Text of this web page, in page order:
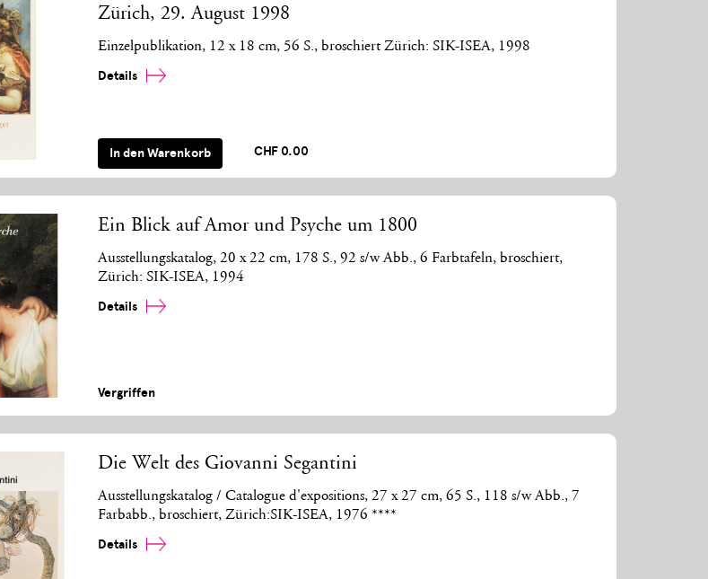
Zürich, 29. August 1998
Einzelpublikation, 12 x 18 cm, 56 S., broschiert Zürich: SIK-ISEA, 1998
Details
In den Warenkorb CHF 0.00
Ein Blick auf Amor und Psyche um 1800
Ausstellungskatalog, 20 x 22 cm, 178 S., 92 s/w Abb., 6 Farbtafeln, broschiert,
Zürich: SIK-ISEA, 1994
Details
Vergriffen
Die Welt des Giovanni Segantini
Ausstellungskatalog / Catalogue d'expositions, 27 x 27 cm, 65 S., 118 s/w Abb., 7
Farbabb., broschiert, Zürich:SIK-ISEA, 1976 ****
Details